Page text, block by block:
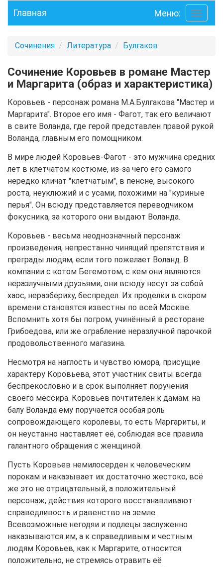
Toggle
Главная Меню:
Сочинения Литература Булгаков
Сочинение Коровьев в романе Мастер
и Маргарита (образ и характеристика)
Коровьев - персонаж романа М.А.Булгакова "Мастер и
Маргарита". Второе его имя - Фагот, так его величают
в свите Воланда, где герой представлен правой рукой
Воланда, главным его помощником.
В мире людей Коровьев-Фагот - это мужчина средних
лет в клетчатом костюме, из-за чего его самого
нередко кличат "клетчатым", в пенсне, высокого
роста, неуклюжий и с усами, похожими на "куриные
перья". Он всюду представляется переводчиком
фокусника, за которого они выдают Воланда.
Коровьев - весьма неоднозначный персонаж
произведения, непрестанно чинящий препятствия и
преграды людям, если того пожелает Воланд. В
компании с котом Бегемотом, с кем они являются
неразлучными друзьями, они всюду несут за собой
хаос, неразбериху, беспредел. Их проделки в скором
времени становятся известны по всей Москве.
Вспомнить хотя бы погром, учинённый в ресторане
Грибоедова, или же ограбление неразлучной парочкой
продовольственного магазина.
Несмотря на наглость и чувство юмора, присущие
характеру Коровьева, этот участник свиты всегда
беспрекословно и в срок выполняет поручения
своего мессира. Коровьев почтителен к дамам: на
балу Воланда ему поручается особая роль
сопровождающего королевы, то есть Маргариты, и
он неустанно наставляет её, соблюдая все правила
галантного обращения с женщиной.
Пусть Коровьев немилосерден к человеческим
порокам и наказывает их достаточно жестоко, всё
же это не отрицательный, а положительный
персонаж, действия которого восстанавливают
справедливость и равенство на земле.
Всевозможные негодяи и подлецы заслуженно
наказываются им, а к справедливым и честным
людям Коровьев, как к Маргарите, относится
положительно, не стремясь отравить её